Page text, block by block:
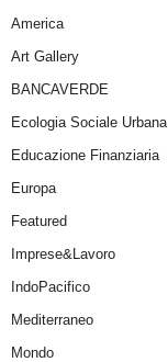
America
Art Gallery
BANCAVERDE
Ecologia Sociale Urbana
Educazione Finanziaria
Europa
Featured
Imprese&Lavoro
IndoPacifico
Mediterraneo
Mondo